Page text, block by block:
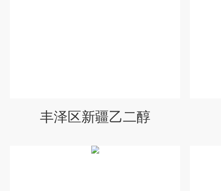
丰泽区新疆乙二醇